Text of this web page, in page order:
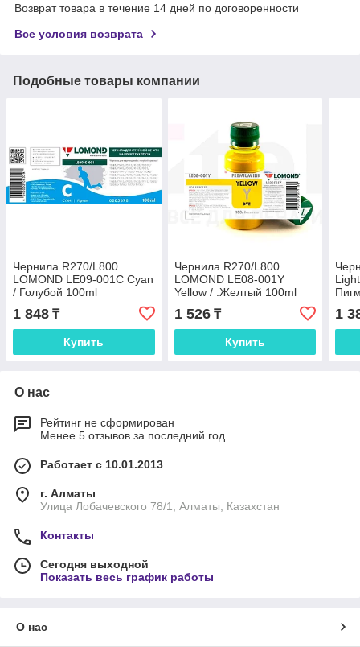
Возврат товара в течение 14 дней по договоренности
Все условия возврата
Подобные товары компании
Чернила R270/L800
LOMOND LE09-001C Cyan
/ Голубой 100ml
Пигментные
1 848 ₸
Купить
Чернила R270/L800
LOMOND LE08-001Y
Yellow / :Желтый 100ml
1 526₸
Купить
1
О нас
Рейтинг не сформирован
Менее 5 отзывов за последний год
Работает с 10.01.2013
г. Алматы
Улица Лобачевского 78/1, Алматы, Казахстан
Контакты
Сегодня выходной
Показать весь график работы
О нас